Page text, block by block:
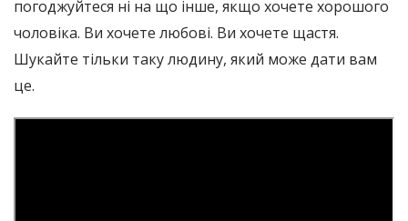
погоджуйтеся ні на що інше, якщо хочете хорошого
чоловіка. Ви хочете любові. Ви хочете щастя.
Шукайте тільки таку людину, який може дати вам
це.